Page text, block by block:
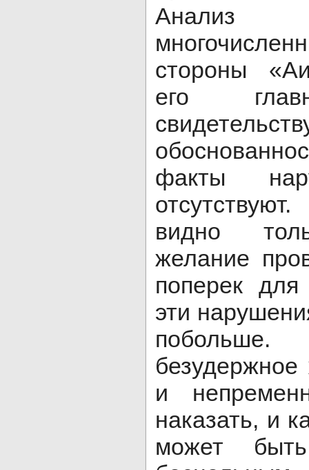
Анализ
стороны
его
факты
видно
желание
поперек
эти
и
наказать, и
может